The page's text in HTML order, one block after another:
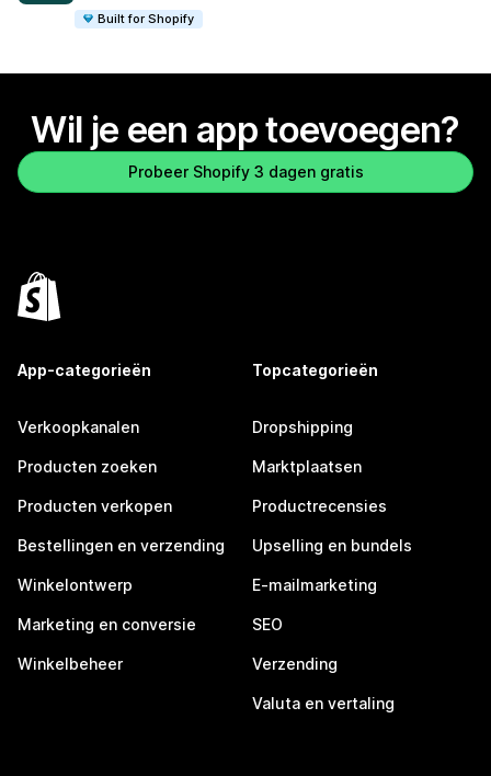
Built for Shopify
Wil je een app toevoegen?
Probeer Shopify 3 dagen gratis
App-categorieën
Verkoopkanalen
Producten zoeken
Producten verkopen
Bestellingen en verzending
Winkelontwerp
Marketing en conversie
Winkelbeheer
Topcategorieën
Dropshipping
Marktplaatsen
Productrecensies
Upselling en bundels
E-mailmarketing
SEO
Verzending
Valuta en vertaling